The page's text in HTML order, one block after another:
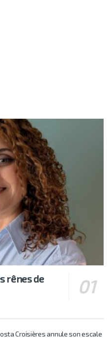
rênes de
Croisières annule son escale